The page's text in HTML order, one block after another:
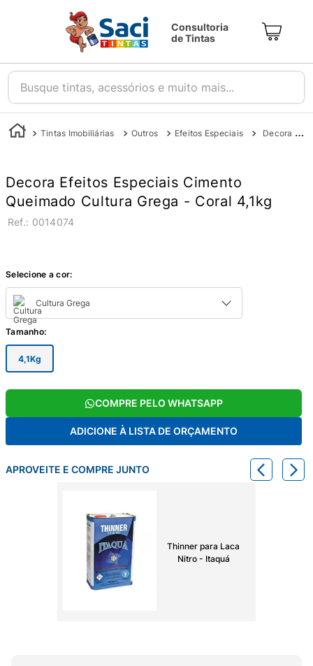
Consultoria
de Tintas
Busque tintas, acessórios e muito mais...
Tintas Imobiliárias Outros Efeitos Especiais Decora Efeitos Especiais Cimento Queimado - Coral
Decora Efeitos Especiais Cimento
Queimado Cultura Grega - Coral 4,1kg
: 0014074
Selecione a cor:
Cultura Grega
Tamanho:
4,1Kg
COMPRE PELO WHATSAPP
ADICIONE À LISTA DE ORÇAMENTO
APROVEITE E COMPRE JUNTO
Thinner para Laca
Nitro - Itaquá